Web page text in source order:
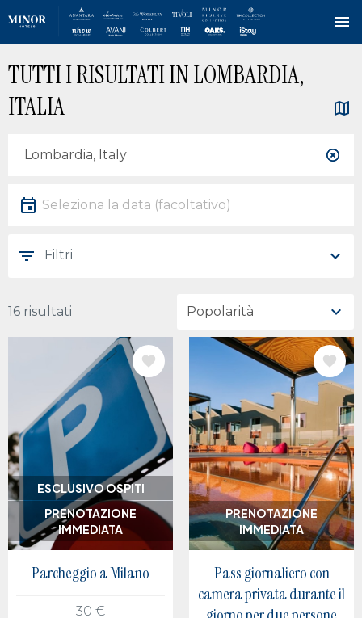
al
principale
TUTTI I RISULTATI IN LOMBARDIA,
ITALIA
Posizione
Data
Seleziona la data
Filtri
16 risultati
ESCLUSIVO OSPITI
PRENOTAZIONE
IMMEDIATA
IMMAGINE
Parcheggio a Milano
30 €
PRENOTAZIONE
IMMEDIATA
IMMAGINE
Pass giornaliero con
camera privata durante il